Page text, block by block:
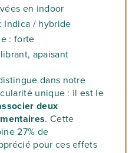
en indoor
Indica / hybride
: forte
apaisant
dans notre
unique : il est le
deux
. Cette
27% de
pour ces effets